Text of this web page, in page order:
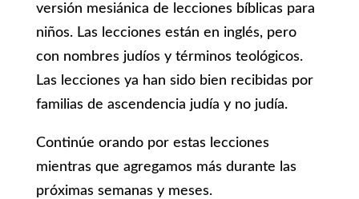
versión mesiánica de lecciones bíblicas para
niños. Las lecciones están en inglés, pero
con nombres judíos y términos teológicos.
Las lecciones ya han sido bien recibidas por
familias de ascendencia judía y no judía.
Continúe orando por estas lecciones
mientras que agregamos más durante las
próximas semanas y meses.